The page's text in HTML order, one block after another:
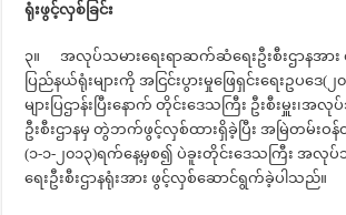
ရုံးဖွင့်လှစ်ခြင်း
၃။ အလုပ်သမားရေးရာဆက်ဆံရေးဦးစီးဌာနအား
ပြည်နယ်ရုံးများကို အငြင်းပွားမှုဖြေရှင်းရေးဥပဒေ(
များပြဌာန်းပြီးနောက် တိုင်းဒေသကြီး ဦးစီးမှူး၊အလု
ဦးစီးဌာနမှ တွဲဘက်ဖွင့်လှစ်ထားရှိခဲ့ပြီး အမြဲတမ်းဝန်ထ
(၁-၁-၂၀၁၃)ရက်နေ့မှစ၍ ပဲခူးတိုင်းဒေသကြီး အလု
ရေးဦးစီးဌာနရုံးအား ဖွင့်လှစ်ဆောင်ရွက်ခဲ့ပါသည်။